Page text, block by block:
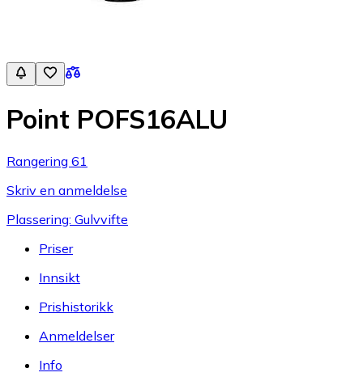
Point POFS16ALU
Rangering 61
Skriv en anmeldelse
Plassering: Gulvvifte
Priser
Innsikt
Prishistorikk
Anmeldelser
Info